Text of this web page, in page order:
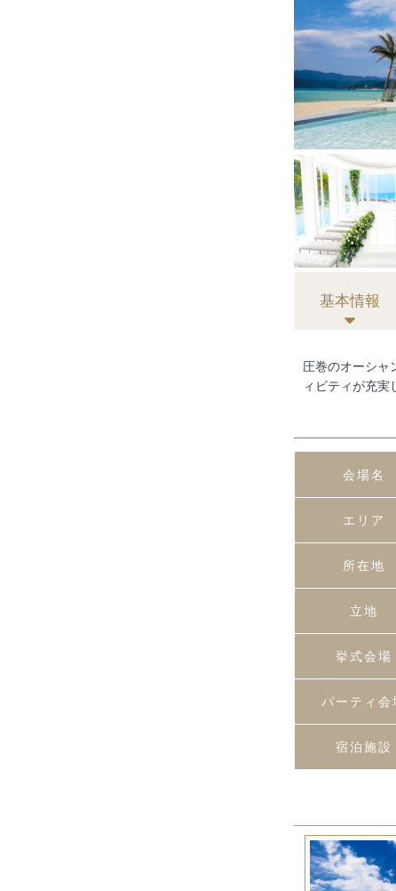
基本情報
圧巻のオーシャ
ィビティが充実
会場名
エリア
所在地
立地
挙式会場
パーティ会
宿泊施設